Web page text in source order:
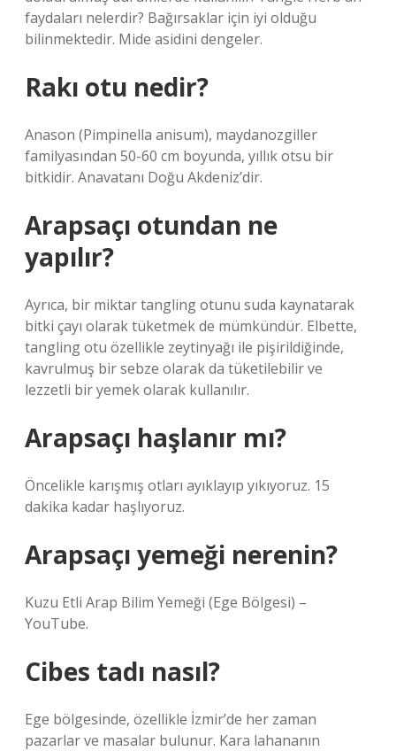
faydaları nelerdir? Bağırsaklar için iyi olduğu
bilinmektedir. Mide asidini dengeler.
Rakı otu nedir?
Anason (Pimpinella anisum), maydanozgiller
familyasından 50-60 cm boyunda, yıllık otsu bir
bitkidir. Anavatanı Doğu Akdeniz’dir.
Arapsaçı otundan ne
yapılır?
Ayrıca, bir miktar tangling otunu suda kaynatarak
bitki çayı olarak tüketmek de mümkündür. Elbette,
tangling otu özellikle zeytinyağı ile pişirildiğinde,
kavrulmuş bir sebze olarak da tüketilebilir ve
lezzetli bir yemek olarak kullanılır.
Arapsaçı haşlanır mı?
Öncelikle karışmış otları ayıklayıp yıkıyoruz. 15
dakika kadar haşlıyoruz.
Arapsaçı yemeği nerenin?
Kuzu Etli Arap Bilim Yemeği (Ege Bölgesi) –
YouTube.
Cibes tadı nasıl?
Ege bölgesinde, özellikle İzmir’de her zaman
pazarlar ve masalar bulunur. Kara lahananın